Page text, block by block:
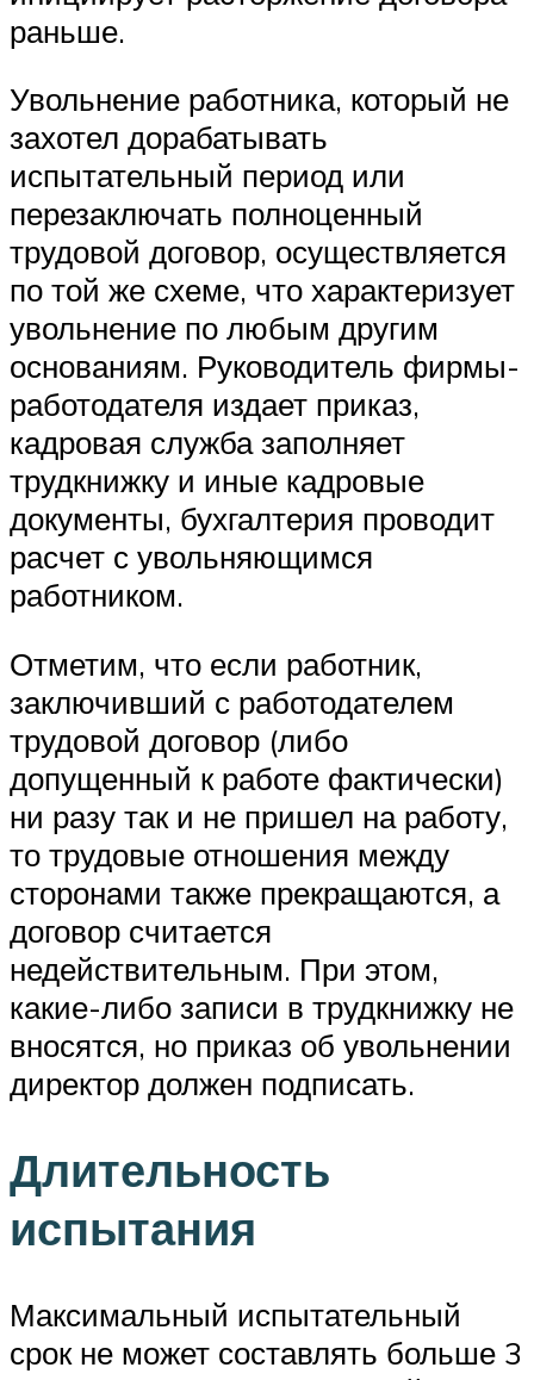
раньше.
Увольнение работника, который не
захотел дорабатывать
испытательный период или
перезаключать полноценный
трудовой договор, осуществляется
по той же схеме, что характеризует
увольнение по любым другим
основаниям. Руководитель фирмы-
работодателя издает приказ,
кадровая служба заполняет
трудкнижку и иные кадровые
документы, бухгалтерия проводит
расчет с увольняющимся
работником.
Отметим, что если работник,
заключивший с работодателем
трудовой договор (либо
допущенный к работе фактически)
ни разу так и не пришел на работу,
то трудовые отношения между
сторонами также прекращаются, а
договор считается
недействительным. При этом,
какие-либо записи в трудкнижку не
вносятся, но приказ об увольнении
директор должен подписать.
Длительность
испытания
Максимальный испытательный
срок не может составлять больше 3